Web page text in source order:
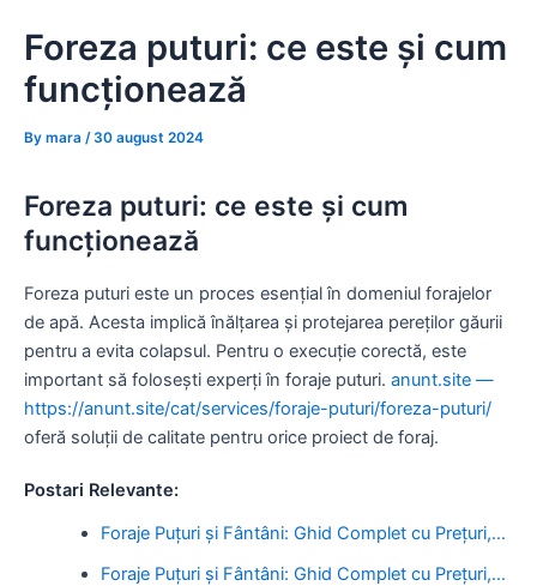
content
Foreza puturi: ce este și cum
funcționează
By mara /30 august 2024
Foreza puturi: ce este și cum
funcționează
Foreza puturi este un proces esențial în domeniul forajelor
de apă. Acesta implică înălțarea și protejarea pereților găurii
pentru a evita colapsul. Pentru o execuție corectă, este
important să folosești experți în foraje puturi. anunt.site —
https://anunt.site/cat/services/foraje-puturi/foreza-puturi/
oferă soluții de calitate pentru orice proiect de foraj.
Postari Relevante:
Foraje Puțuri și Fântâni: Ghid Complet cu Prețuri,…
Foraje Puțuri și Fântâni: Ghid Complet cu Prețuri,…